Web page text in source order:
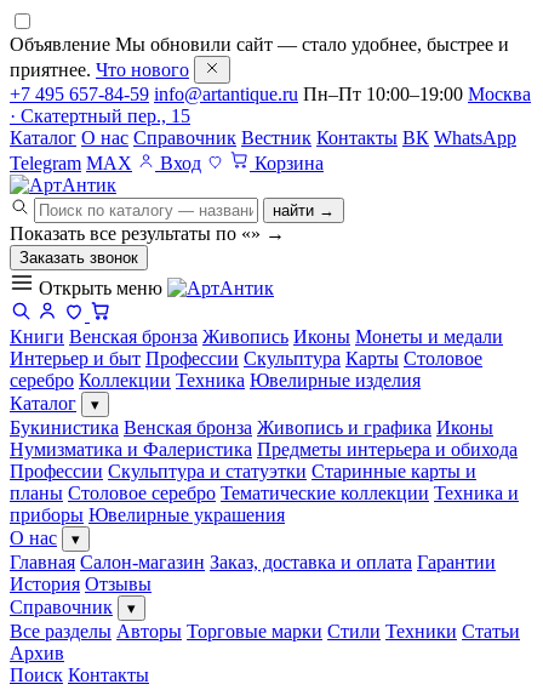
Объявление Мы обновили сайт — стало удобнее, быстрее и
приятнее. Что нового
+7 495 657-84-59 info@artantique.ru Пн–Пт 10:00–19:00 Москва
· Скатертный пер., 15
Каталог О нас Справочник Вестник Контакты ВК WhatsApp
Telegram MAX Вход Корзина
найти →
Показать все результаты по «» →
Заказать звонок
Открыть меню
Книги Венская бронза Живопись Иконы Монеты и медали
Интерьер и быт Профессии Скульптура Карты Столовое
серебро Коллекции Техника Ювелирные изделия
Каталог
▾
Букинистика Венская бронза Живопись и графика Иконы
Нумизматика и Фалеристика Предметы интерьера и обихода
Профессии Скульптура и статуэтки Старинные карты и
планы Столовое серебро Тематические коллекции Техника и
приборы Ювелирные украшения
О нас
▾
Главная Салон-магазин Заказ, доставка и оплата Гарантии
История Отзывы
Справочник
▾
Все разделы Авторы Торговые марки Стили Техники Статьи
Архив
Поиск Контакты